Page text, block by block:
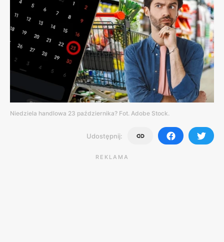
Niedziela handlowa 23 października? Fot. Adobe Stock.
Udostępnij:
REKLAMA